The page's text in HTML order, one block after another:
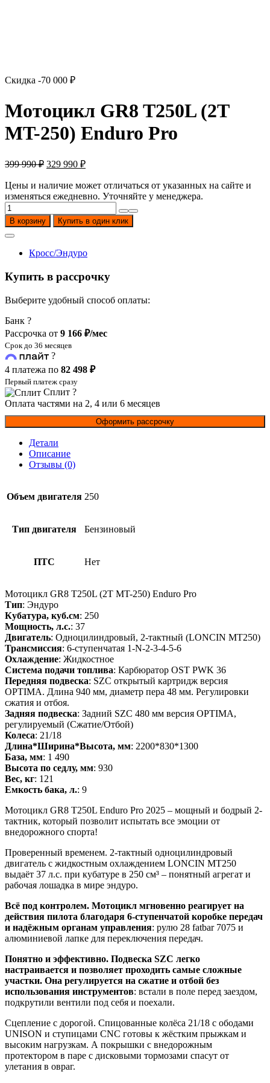
Скидка -70 000 ₽
Мотоцикл GR8 T250L (2T
MT-250) Enduro Pro
399 990₽ Первоначальная
составляла
399
990
₽.
329 990 ₽Текущая
329
990
Цены и наличие может отличаться от указанных на сайте и
изменяться ежедневно. Уточняйте у менеджера.
Количество
товара
Мотоцикл
GR8
T250L
MT-
250)
Pro
В корзину Купить в один клик
Кросс/Эндуро
Купить в рассрочку
Выберите удобный способ оплаты:
Банк ?
Рассрочка от 9 166 ₽/мес
Срок до 36 месяцев
?
4 платежа по 82 498 ₽
Первый платеж сразу
Сплит ?
Оплата частями на 2, 4 или 6 месяцев
Оформить рассрочку
Детали
Описание
Отзывы (0)
Объем двигателя 250
Тип двигателя Бензиновый
ПТС Нет
Мотоцикл GR8 T250L (2T MT-250) Enduro Pro
Тип: Эндуро
Кубатура, куб.см: 250
Мощность, л.с.: 37
Двигатель: Одноцилиндровый, 2-тактный (LONCIN MT250)
Трансмиссия: 6-ступенчатая 1-N-2-3-4-5-6
Охлаждение: Жидкостное
Система подачи топлива: Карбюратор OST PWK 36
Передняя подвеска: SZC открытый картридж версия
OPTIMA. Длина 940 мм, диаметр пера 48 мм. Регулировки
сжатия и отбоя.
Задняя подвеска: Задний SZC 480 мм версия OPTIMA,
регулируемый (Сжатие/Отбой)
Колеса: 21/18
Длина*Ширина*Высота, мм: 2200*830*1300
База, мм: 1 490
Высота по седлу, мм: 930
Вес, кг: 121
Емкость бака, л.: 9
Мотоцикл GR8 T250L Enduro Pro 2025 – мощный и бодрый 2-
тактник, который позволит испытать все эмоции от
внедорожного спорта!
Проверенный временем. 2-тактный одноцилиндровый
двигатель с жидкостным охлаждением LONCIN MT250
выдаёт 37 л.с. при кубатуре в 250 см³ – понятный агрегат и
рабочая лошадка в мире эндуро.
Всё под контролем. Мотоцикл мгновенно реагирует на
действия пилота благодаря 6-ступенчатой коробке передач
и надёжным органам управления: рулю 28 fatbar 7075 и
алюминиевой лапке для переключения передач.
Понятно и эффективно. Подвеска SZC легко
настраивается и позволяет проходить самые сложные
участки. Она регулируется на сжатие и отбой без
использования инструментов: встали в поле перед заездом,
подкрутили вентили под себя и поехали.
Сцепление с дорогой. Спицованные колёса 21/18 с ободами
UNISON и ступицами CNC готовы к жёстким прыжкам и
высоким нагрузкам. А покрышки с внедорожным
протектором в паре с дисковыми тормозами спасут от
улетания в овраг.